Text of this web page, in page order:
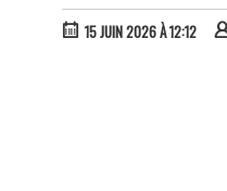
15 JUIN 2026 À 12:12